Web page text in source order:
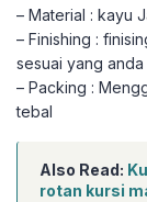
– Material : kayu
– Finishing :
sesuai yang
– Packing :
tebal
Also Read:
rotan kursi